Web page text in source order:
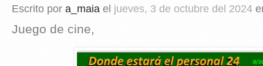
Escrito por a_maia el jueves, 3 de octubre del 2024
Juego de cine,